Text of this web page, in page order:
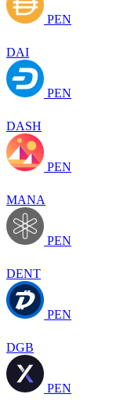
PEN
DAI
PEN
DASH
PEN
MANA
PEN
DENT
PEN
DGB
PEN